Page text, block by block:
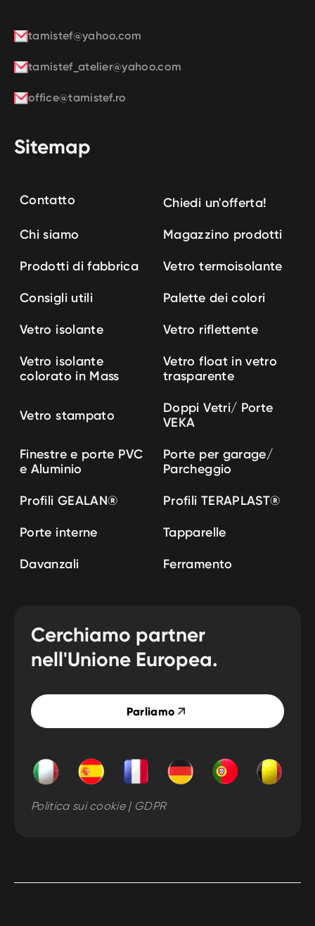
tamistef@yahoo.com
tamistef_atelier@yahoo.com
office@tamistef.ro
Sitemap
Contatto Chiedi un'offerta!
Chi siamo Magazzino prodotti
Prodotti di fabbrica Vetro termoisolante
Consigli utili Palette dei colori
Vetro isolante Vetro riflettente
Vetro isolante
colorato in Mass
Vetro float in vetro
trasparente
Vetro stampato
Doppi Vetri/ Porte
VEKA
Finestre e porte PVC
e Aluminio
Porte per garage/
Parcheggio
Profili GEALAN® Profili TERAPLAST®
Porte interne Tapparelle
Davanzali Ferramento
Cerchiamo partner
nell'Unione Europea.
Parliamo
Politica sui cookie | GDPR